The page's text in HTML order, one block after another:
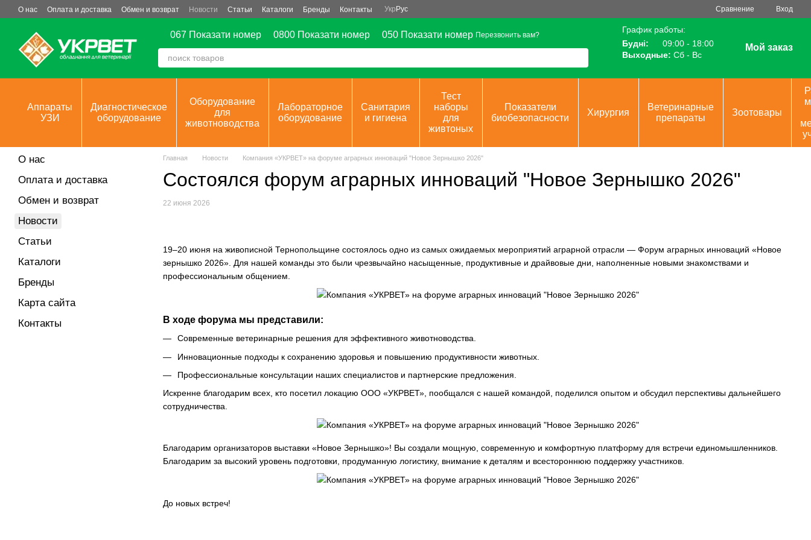
Перейти к основному контенту
О нас Оплата и доставка Обмен и возврат Новости Статьи Каталоги Бренды Контакты Укр Рус Сравнение Вход
067 Показати номер 0800 Показати номер 050 Показати номер Перезвонить вам?
График работы:
Будні:
09:00 - 18:00
Выходные: Сб - Вс
Мой заказ
Аппараты
УЗИ
Диагностическое
оборудование
Оборудование
для
животноводства
Лабораторное
оборудование
Санитария
и гигиена
Тест
наборы
для
живтоных
Показатели
биобезопасности
Хирургия
Ветеринарные
препараты
Зоотовары
Главная Новости Компания «УКРВЕТ» на форуме аграрных инноваций "Новое Зернышко 2026"
Состоялся форум аграрных инноваций "Новое Зернышко 2026"
22 июня 2026
19–20 июня на живописной Тернопольщине состоялось одно из самых ожидаемых мероприятий аграрной отрасли — Форум аграрных инноваций «Новое
зернышко 2026». Для нашей команды это были чрезвычайно насыщенные, продуктивные и драйвовые дни, наполненные новыми знакомствами и
профессиональным общением.
В ходе форума мы представили:
Современные ветеринарные решения для эффективного животноводства.
Инновационные подходы к сохранению здоровья и повышению продуктивности животных.
Профессиональные консультации наших специалистов и партнерские предложения.
Искренне благодарим всех, кто посетил локацию ООО «УКРВЕТ», пообщался с нашей командой, поделился опытом и обсудил перспективы дальнейшего
сотрудничества.
Благодарим организаторов выставки «Новое Зернышко»! Вы создали мощную, современную и комфортную платформу для встречи единомышленников.
Благодарим за высокий уровень подготовки, продуманную логистику, внимание к деталям и всестороннюю поддержку участников.
До новых встреч!
О нас
Оплата и доставка
Обмен и возврат
Новости
Статьи
Каталоги
Бренды
Карта сайта
Контакты